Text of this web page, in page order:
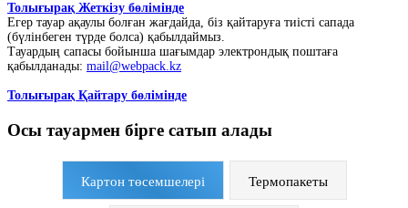
Толығырақ Жеткізу бөлімінде
Егер тауар ақаулы болған жағдайда, біз қайтаруға тиісті сапада
(бүлінбеген түрде болса) қабылдаймыз.
Тауардың сапасы бойынша шағымдар электрондық поштаға
қабылданады: mail@webpack.kz
Толығырақ Қайтару бөлімінде
Осы тауармен бірге сатып алады
Картон төсемшелері Термопакеты